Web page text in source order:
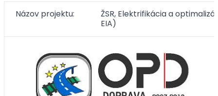
Názov projektu:
ŽSR, Elektrifikácia a
EIA)